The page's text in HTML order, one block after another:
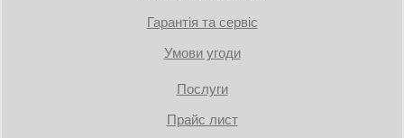
Гарантія та сервіс
Умови угоди
Послуги
Прайс лист